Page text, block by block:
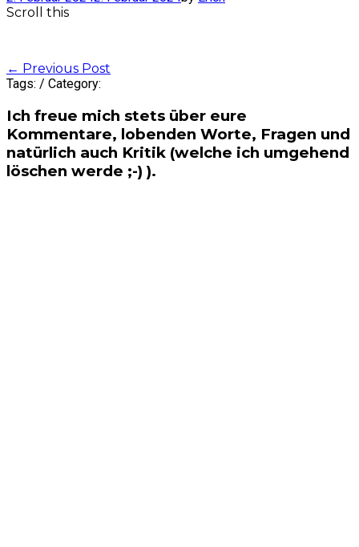
Scroll this
Post
navigation
← Previous Post
Tags: / Category:
Ich freue mich stets über eure
Kommentare, lobenden Worte, Fragen und
natürlich auch Kritik (welche ich umgehend
löschen werde ;-) ).